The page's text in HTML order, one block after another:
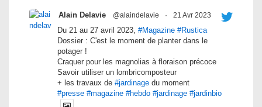
Alain Delavie @alaindelavie · 21 Avr 2023
Du 21 au 27 avril 2023, #Magazine #Rustica
Dossier : C'est le moment de planter dans le
potager !
Craquer pour les magnolias à floraison précoce
Savoir utiliser un lombricomposteur
+ les travaux de #jardinage du moment
#presse #magazine #hebdo #jardinage #jardinbio